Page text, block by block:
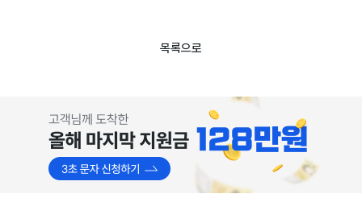
목록으로